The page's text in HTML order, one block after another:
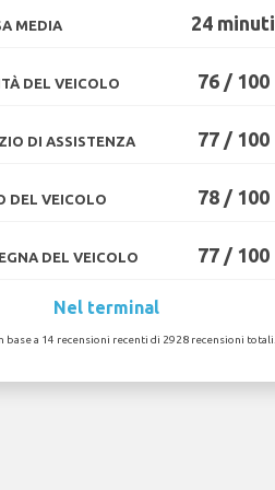
MEDIA 24 minuti
DEL VEICOLO 76 / 100
DI ASSISTENZA 77 / 100
DEL VEICOLO 78 / 100
DEL VEICOLO 77 / 100
Nel terminal
base a 14 recensioni recenti di 2928 recensioni totali.